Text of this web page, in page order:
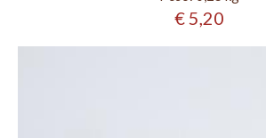
€ 5,20